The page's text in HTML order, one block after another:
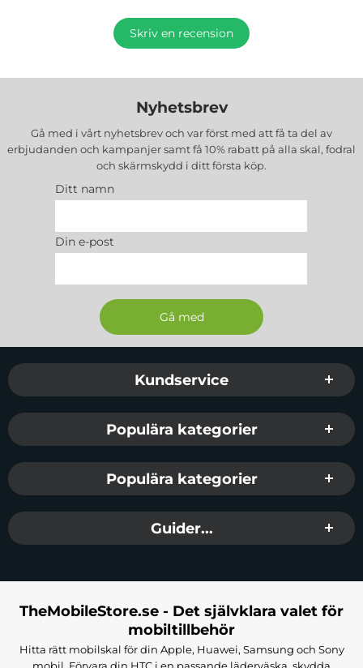
Skriv en recension
Nyhetsbrev
Gå med i vårt nyhetsbrev och var först med att få ta del av
erbjudanden och kampanjer samt få 10% rabatt på alla skal, fodral
och skärmskydd i ditt första köp.
Ditt namn
Din e-post
Sidfot Blandad info och länkar
Kundservice
Populära kategorier
Populära kategorier
Guider...
TheMobileStore.se - Det självklara valet för
mobiltillbehör
Hitta rätt mobilskal för din Apple, Huawei, Samsung och Sony